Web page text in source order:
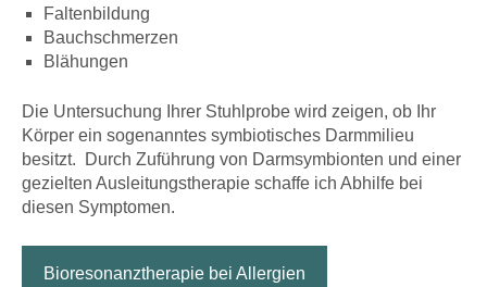
Faltenbildung
Bauchschmerzen
Blähungen
Die Untersuchung Ihrer Stuhlprobe wird zeigen, ob Ihr
Körper ein sogenanntes symbiotisches Darmmilieu
besitzt. Durch Zuführung von Darmsymbionten und einer
gezielten Ausleitungstherapie schaffe ich Abhilfe bei
diesen Symptomen.
Bioresonanztherapie bei Allergien